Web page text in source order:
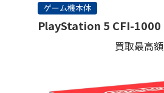
ゲーム機本体
PlayStation 5 CFI-1000
買取最高額